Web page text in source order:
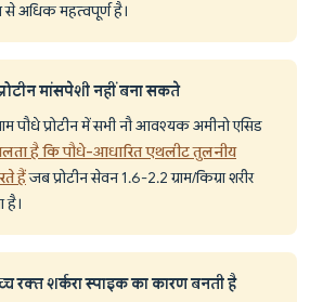
से अधिक महत्वपूर्ण है।
मांसपेशी नहीं बना सकते
पौधे प्रोटीन में सभी नौ आवश्यक अमीनो एसिड
है कि पौधे-आधारित एथलीट तुलनीय
हैंजब प्रोटीन सेवन 1.6-2.2 ग्राम/किग्रा शरीर
है।
रक्त शर्करा स्पाइक का कारण बनती है